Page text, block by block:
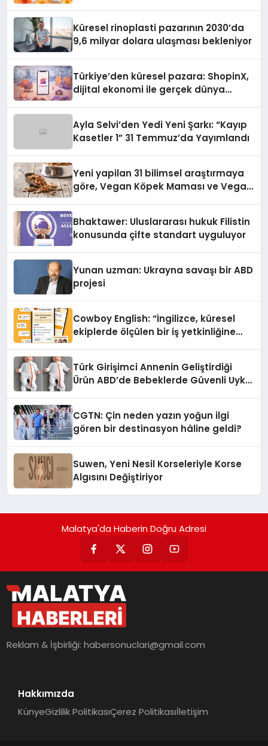
Küresel rinoplasti pazarının 2030’da
9,6 milyar dolara ulaşması bekleniyor
Türkiye’den küresel pazara: ShopinX,
dijital ekonomi ile gerçek dünya
Ayla Selvi’den Yedi Yeni Şarkı: “Kayıp
Kasetler 1” 31 Temmuz’da Yayımlandı
Yeni yapilan 31 bilimsel araştırmaya
göre, Vegan Köpek Maması ve Vegan
Bhaktawer: Uluslararası hukuk Filistin
konusunda çifte standart uyguluyor
Yunan uzman: Ukrayna savaşı bir ABD
projesi
Cowboy English: “İngilizce, küresel
ekiplerde ölçülen bir iş yetkinliğine
Türk Girişimci Annenin Geliştirdiği
Ürün ABD’de Bebeklerde Güvenli Uyku
CGTN: Çin neden yazın yoğun ilgi
gören bir destinasyon hâline geldi?
Suwen, Yeni Nesil Korseleriyle Korse
Algısını Değiştiriyor
Malatya'da Haberin Doğru Adresi
Reklam & İşbirliği:habersonuclari@gmail.com
Hakkımızda
KünyeGizlilik PolitikasıÇerez Politikasıİletişim